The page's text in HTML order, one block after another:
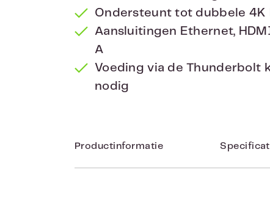
Ondersteunt tot dubbele 4K
Aansluitingen Ethernet,
A
Voeding via de Thunderbolt
nodig
Productinformatie